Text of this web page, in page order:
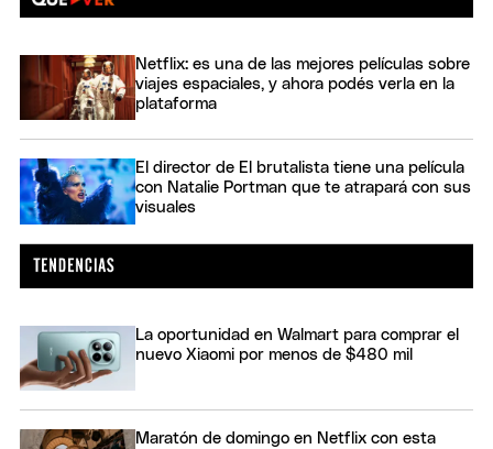
Netflix: es una de las mejores películas sobre
viajes espaciales, y ahora podés verla en la
plataforma
El director de El brutalista tiene una película
con Natalie Portman que te atrapará con sus
visuales
La oportunidad en Walmart para comprar el
nuevo Xiaomi por menos de $480 mil
Maratón de domingo en Netflix con esta